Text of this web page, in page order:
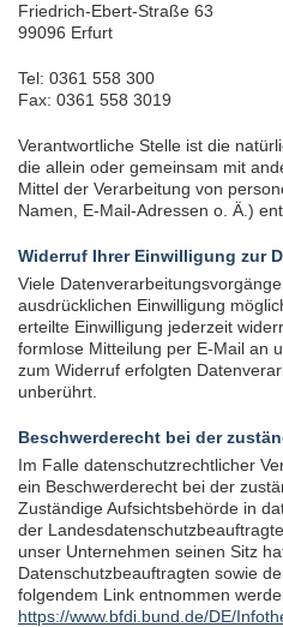
Friedrich-Ebert-Straße 63
99096 Erfurt
Tel: 0361 558 300
Fax: 0361 558 3019
Verantwortliche Stelle ist die
die allein oder gemeinsam mit
Mittel der Verarbeitung von
Namen, E-Mail-Adressen o. Ä.)
Widerruf Ihrer Einwilligung zur
Viele
ausdrücklichen Einwilligung
erteilte Einwilligung jederzeit
formlose Mitteilung per E-Mail an
zum Widerruf erfolgten
unberührt.
Beschwerderecht bei der
Im Falle datenschutzrechtlicher
ein Beschwerderecht bei der
Zuständige Aufsichtsbehörde in
der
unser Unternehmen seinen Sitz
Datenschutzbeauftragten sowie
folgendem Link entnommen
https://www.bfdi.bund.de/DE/